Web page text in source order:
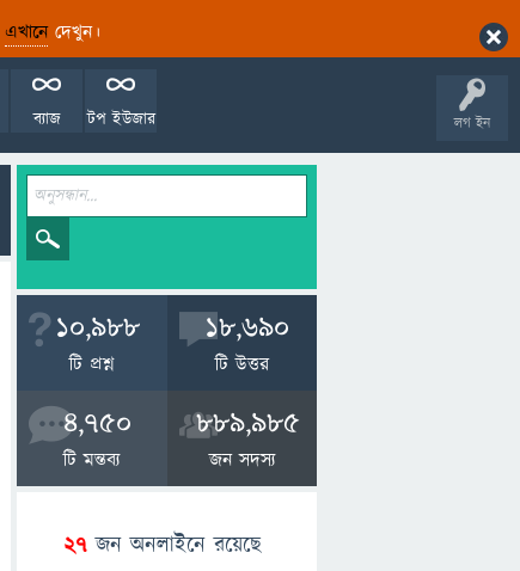
এখানেদেখুন।
লগ ইন
টপ ইউজার
ব্যাজ
10,988
টি প্রশ্ন
18,690
টি উত্তর
4,750
টি মন্তব্য
889,985
জন সদস্য
27জন অনলাইনে রয়েছে